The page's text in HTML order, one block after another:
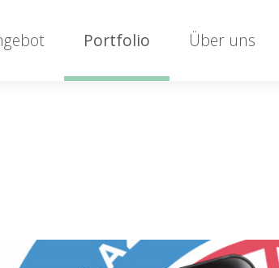
Portfolio Über uns